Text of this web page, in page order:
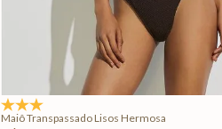
M GG
Adicionar na sacola
Maiô Transpassado Lisos Hermosa